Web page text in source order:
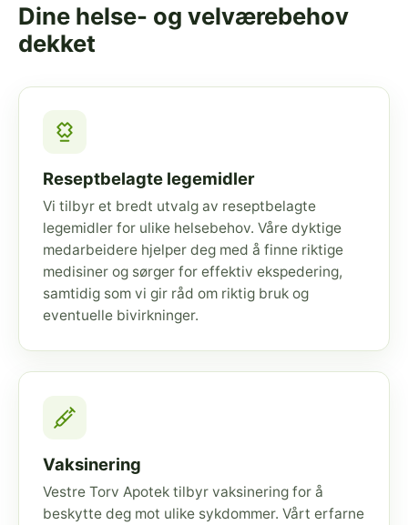
Dine helse- og velværebehov
dekket
Reseptbelagte legemidler
Vi tilbyr et bredt utvalg av reseptbelagte
legemidler for ulike helsebehov. Våre dyktige
medarbeidere hjelper deg med å finne riktige
medisiner og sørger for effektiv ekspedering,
samtidig som vi gir råd om riktig bruk og
eventuelle bivirkninger.
Vaksinering
Vestre Torv Apotek tilbyr vaksinering for å
beskytte deg mot ulike sykdommer. Vårt erfarne